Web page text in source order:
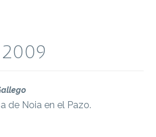
2009
de Noia en el Pazo.